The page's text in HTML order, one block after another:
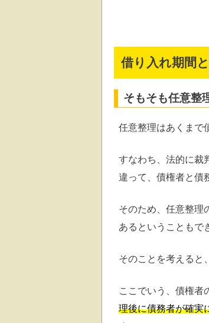
借り入れ期間
そもそも任意整
任意整理はあくまで
すなわち、法的に裁
違って、債権者と債
そのため、任意整理
あるということもで
そのことを考えると
ここでいう、債権者
理後に債務者が確実